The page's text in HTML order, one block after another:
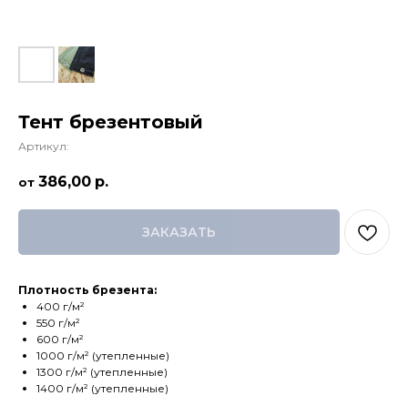
Тент брезентовый
Артикул:
386,00 р.
ЗАКАЗАТЬ
Плотность брезента:
400 г/м²
550 г/м²
600 г/м²
1000 г/м² (утепленные)
1300 г/м² (утепленные)
1400 г/м² (утепленные)